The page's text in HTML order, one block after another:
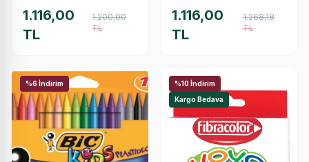
24 Renk
1.116,00
TL
1.200,00
TL
125)
1.116,00
TL
1.268,18
TL
%6 İndirim
%10 İndirim
Kargo Bedava